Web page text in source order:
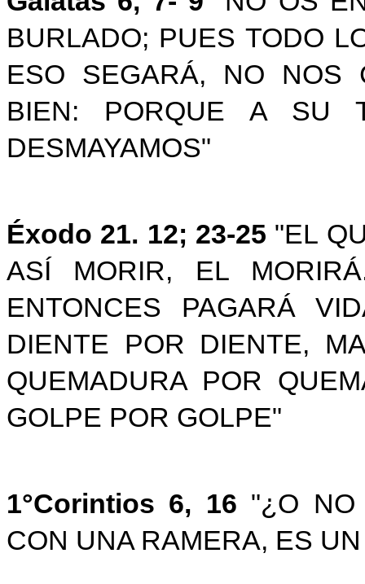
BURLADO; PUES TODO
ESO SEGARÁ, NO NOS
BIEN: PORQUE A SU
DESMAYAMOS"
Éxodo 21. 12; 23-25 "EL
ASÍ MORIR, EL
ENTONCES PAGARÁ
DIENTE POR DIENTE,
QUEMADURA POR
GOLPE POR GOLPE"
1°Corintios 6, 16 "¿O
CON UNA RAMERA, ES